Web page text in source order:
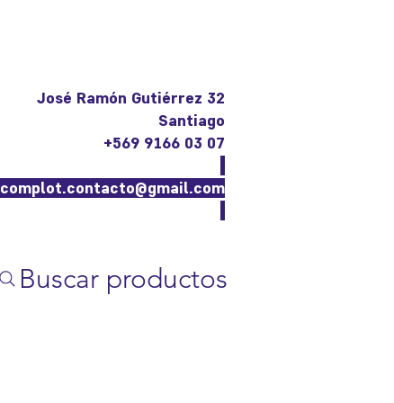
José Ramón Gutiérrez 32
Santiago
+569 9166 03 07
complot.contacto@gmail.com
Buscar productos